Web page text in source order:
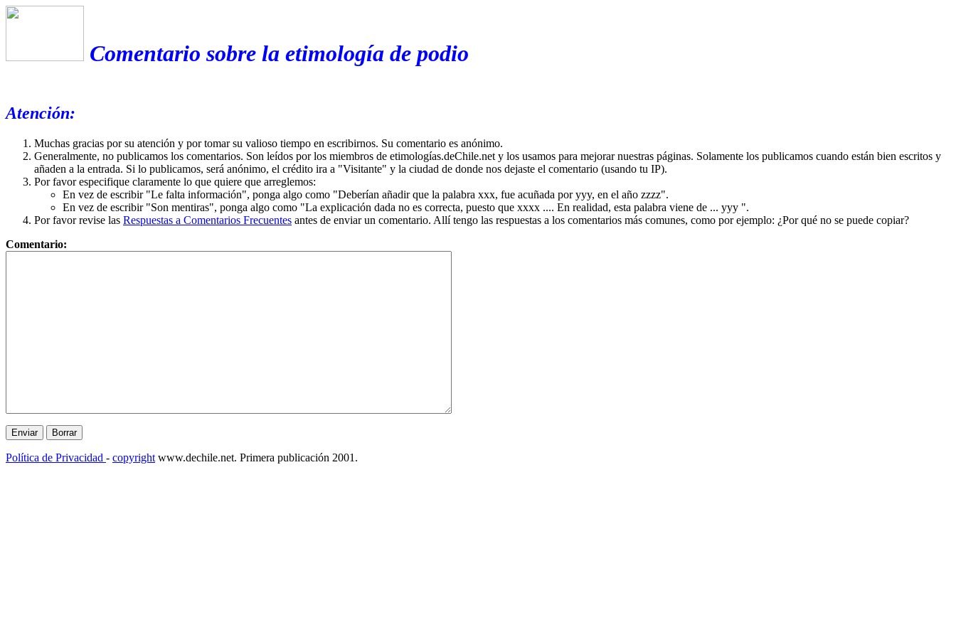
Comentario sobre la etimología de podio
Atención:
Muchas gracias por su atención y por tomar su valioso tiempo en escribirnos. Su comentario es anónimo.
Generalmente, no publicamos los comentarios. Son leídos por los miembros de etimologías.deChile.net y los usamos para mejorar nuestras páginas. Solamente los publicamos cuando están bien escritos y
añaden a la entrada. Si lo publicamos, será anónimo, el crédito ira a "Visitante" y la ciudad de donde nos dejaste el comentario (usando tu IP).
Por favor especifique claramente lo que quiere que arreglemos:
En vez de escribir "Le falta información", ponga algo como "Deberían añadir que la palabra xxx, fue acuñada por yyy, en el año zzzz".
En vez de escribir "Son mentiras", ponga algo como "La explicación dada no es correcta, puesto que xxxx .... En realidad, esta palabra viene de ... yyy ".
Por favor revise las Respuestas a Comentarios Frecuentes antes de enviar un comentario. Allí tengo las respuestas a los comentarios más comunes, como por ejemplo: ¿Por qué no se puede copiar?
Comentario:
Política de Privacidad - copyright www.dechile.net. Primera publicación 2001.